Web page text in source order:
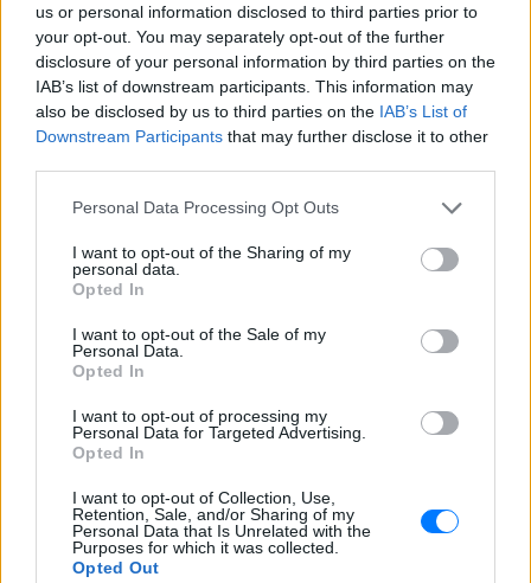
us or personal information disclosed to third parties prior to
your opt-out. You may separately opt-out of the further
disclosure of your personal information by third parties on the
IAB’s list of downstream participants. This information may
also be disclosed by us to third parties on the IAB’s List of
Downstream Participants that may further disclose it to other
Personal Data Processing Opt Outs
I want to opt-out of the Sharing of my
personal data.
Opted In
I want to opt-out of the Sale of my
Personal Data.
Opted In
I want to opt-out of processing my
Personal Data for Targeted Advertising.
Opted In
I want to opt-out of Collection, Use,
Retention, Sale, and/or Sharing of my
Personal Data that Is Unrelated with the
Purposes for which it was collected.
Opted Out
ΔΕΙΤΕ ΕΠΙΣΗΣ
ΣΤΗΝ ΙΔΙΑ ΚΑΤΗΓΟΡΙΑ
Ελληνικό γιαούρτι: Μία
κουταλιά και τα scrambled
eggs θα απογειωθούν
Το στραγγιστό γιαούρτι αλλάζει την υφή
Η νέα σχέση δεν έχει
ΣΉΜΕΡΑ
Πότε σου χτυπάει καμπανάκι ο
θυρεοειδής; Τα σημάδια που